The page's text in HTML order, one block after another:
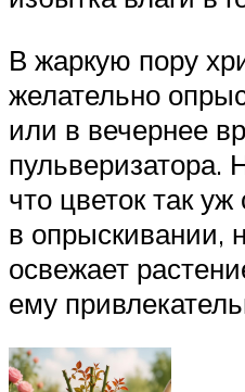
В жаркую пору
желательно
или в вечернее
пульверизатора.
что цветок так
в опрыскивании,
освежает
ему